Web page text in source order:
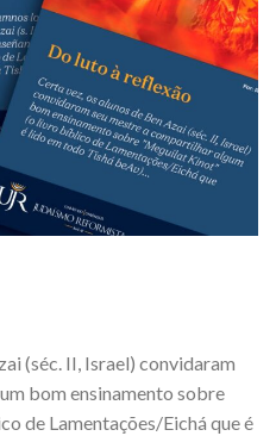
(séc. II, Israel) convidaram
bom ensinamento sobre
de Lamentações/Eichá que é